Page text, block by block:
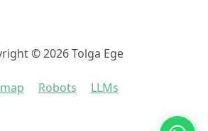
© 2026 Tolga Ege
Robots LLMs